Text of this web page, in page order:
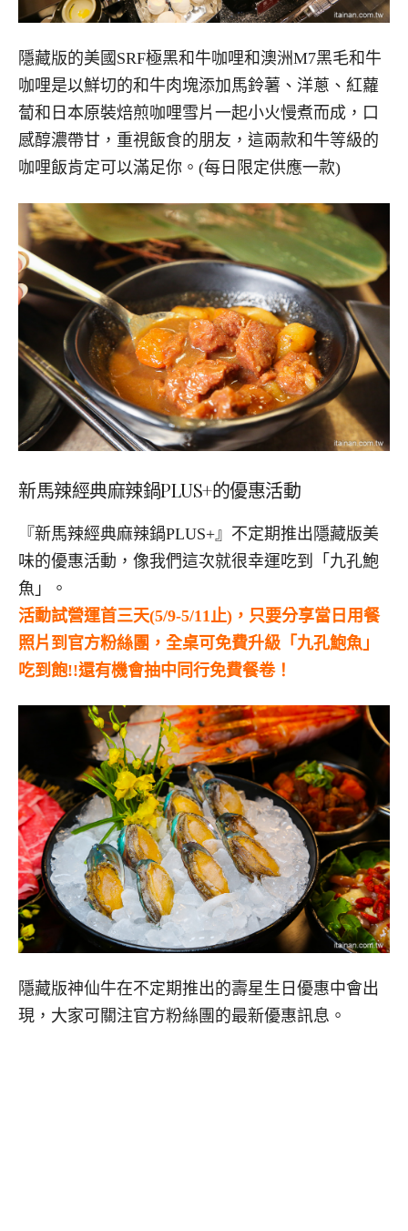
隱藏版的美國SRF極黑和牛咖哩和澳洲M7黑毛和牛
咖哩是以鮮切的和牛肉塊添加馬鈴薯、洋蔥、紅蘿
蔔和日本原裝焙煎咖哩雪片一起小火慢煮而成，口
感醇濃帶甘，重視飯食的朋友，這兩款和牛等級的
咖哩飯肯定可以滿足你。(每日限定供應一款)
新馬辣經典麻辣鍋PLUS+的優惠活動
『新馬辣經典麻辣鍋PLUS+』不定期推出隱藏版美
味的優惠活動，像我們這次就很幸運吃到「九孔鮑
魚」。
活動試營運首三天(5/9-5/11止)，只要分享當日用餐
照片到官方粉絲團，全桌可免費升級「九孔鮑魚」
吃到飽!!還有機會抽中同行免費餐卷！
隱藏版神仙牛在不定期推出的壽星生日優惠中會出
現，大家可關注官方粉絲團的最新優惠訊息。